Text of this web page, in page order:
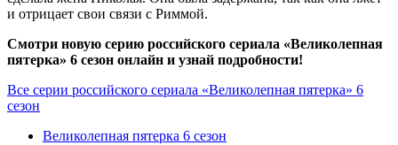
и отрицает свои связи с Риммой.
Смотри новую серию российского сериала «Великолепная
пятерка» 6 сезон онлайн и узнай подробности!
Все серии российского сериала «Великолепная пятерка» 6
сезон
Великолепная пятерка 6 сезон